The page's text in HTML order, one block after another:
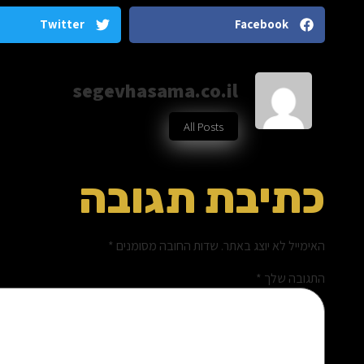
Facebook
Twitter
segevhasama.co.il
All Posts
כתיבת תגובה
האימייל לא יוצג באתר. שדות החובה מסומנים *
התגובה שלך *